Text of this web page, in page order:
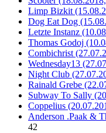
Limp Bizkit
Dog Eat Dog
Letzte Instanz
Thomas Godoj
Combichrist
Wednesday13
Night Club
Rainald Grebe
Subway To Sally
Coppelius
Anderson .Paak &
42